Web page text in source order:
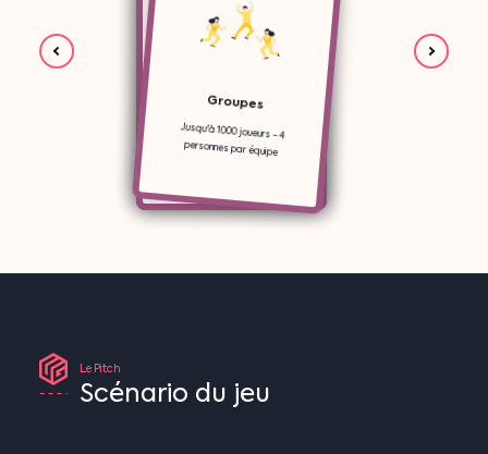
Groupes
Jusqu'à 1000 joueurs - 4
personnes par équipe
Le Pitch
Scénario du jeu